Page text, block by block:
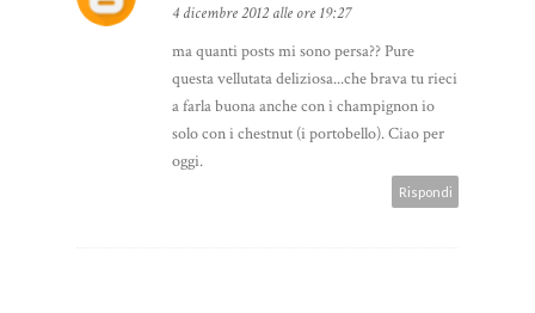
4 dicembre 2012 alle ore 19:27
ma quanti posts mi sono persa?? Pure
questa vellutata deliziosa...che brava tu rieci
a farla buona anche con i champignon io
solo con i chestnut (i portobello). Ciao per
oggi.
Rispondi